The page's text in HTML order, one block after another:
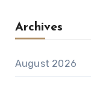
Archives
August 2026